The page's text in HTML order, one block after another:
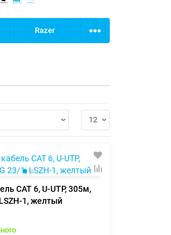
Razer
CAT 6, U-UTP, 305м,
1, желтый